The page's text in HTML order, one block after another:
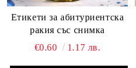
Етикети за абитуриентска
ракия със снимка
€0.60
1.17 лв.